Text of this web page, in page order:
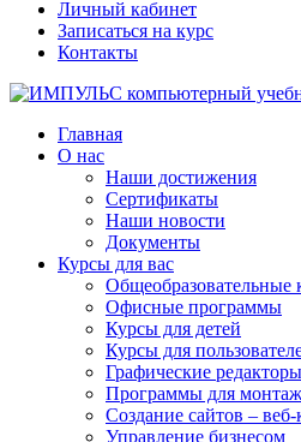
Личный кабинет
Записаться на курс
Контакты
Главная
О нас
Наши достижения
Сертификаты
Наши новости
Документы
Курсы для вас
Общеобразовательные
Офисные программы
Курсы для детей
Курсы для
Графические редакторы
Программы для
Создание сайтов –
Управление бизнесом